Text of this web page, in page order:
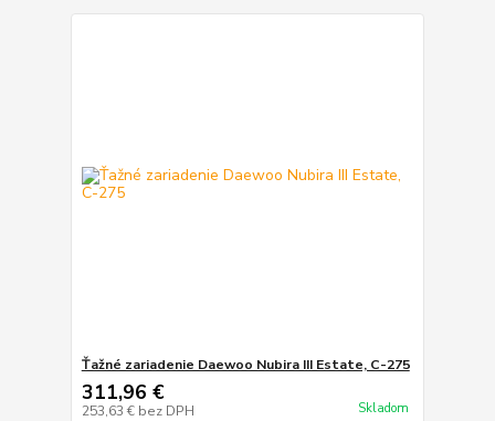
Ťažné zariadenie Daewoo Nubira III Estate, C-275
311,96 €
253,63 € bez DPH Skladom